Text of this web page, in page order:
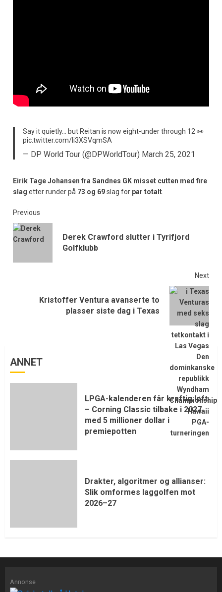
Say it quietly… but Reitan is now eight-under through 12 👀
pic.twitter.com/li3XSVqmSA
— DP World Tour (@DPWorldTour) March 25, 2021
Eirik Tage Johansen fra Sandnes GK misset cutten med fire
slag etter runder på 73 og 69slag for par totalt
Previous
Derek Crawford slutter i Tyrifjord
Golfklubb
Next
Kristoffer Ventura avanserte to
plasser siste dag i Texas
ANNET
LPGA-kalenderen får kraftig løft
– Corning Classic tilbake i 2027
med 5 millioner dollar i
premiepotten
Drakter, algoritmer og allianser:
Slik omformes laggolfen mot
2026–27
Annonse